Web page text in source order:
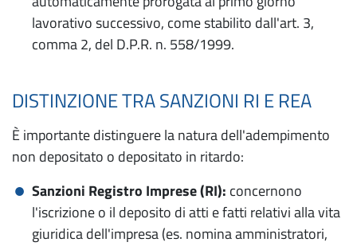
lavorativo successivo, come stabilito dall'art. 3,
comma 2, del D.P.R. n. 558/1999.
DISTINZIONE TRA SANZIONI RI E REA
È importante distinguere la natura dell'adempimento
non depositato o depositato in ritardo:
Sanzioni Registro Imprese (RI): concernono
l'iscrizione o il deposito di atti e fatti relativi alla vita
giuridica dell'impresa (es. nomina amministratori,